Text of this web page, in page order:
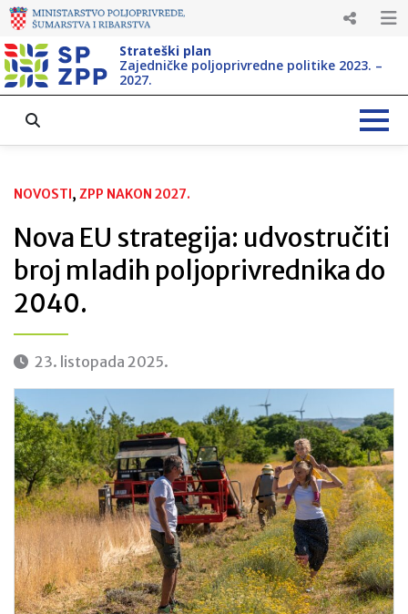
Strateški plan
Zajedničke poljoprivredne politike 2023. –
2027.
NOVOSTI, ZPP NAKON 2027.
Nova EU strategija: udvostručiti
broj mladih poljoprivrednika do
2040.
23. listopada 2025.